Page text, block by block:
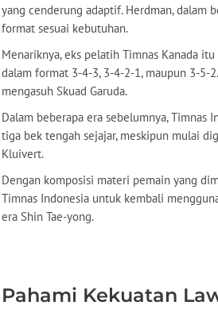
yang cenderung adaptif. Herdman, dalam
format sesuai kebutuhan.
Menariknya, eks pelatih Timnas Kanada
dalam format 3-4-3, 3-4-2-1, maupun 3-5-
mengasuh Skuad Garuda.
Dalam beberapa era sebelumnya,
tiga bek tengah sejajar, meskipun mulai
Kluivert.
Dengan komposisi materi pemain yang
Timnas Indonesia untuk kembali
era Shin Tae-yong.
Pahami Kekuatan